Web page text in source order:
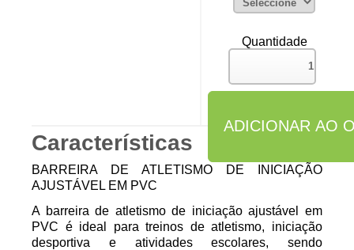
Quantidade
Características
BARREIRA DE ATLETISMO DE INICIAÇÃO
AJUSTÁVEL EM PVC
A barreira de atletismo de iniciação ajustável em
PVC é ideal para treinos de atletismo, iniciação
desportiva e atividades escolares, sendo